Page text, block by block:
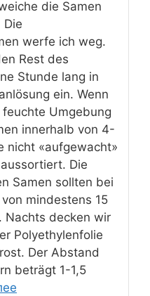
die Samen
Die
werfe ich weg.
Rest des
Stunde lang in
ein. Wenn
Umgebung
innerhalb von 4-
nicht «aufgewacht»
Die
Samen sollten bei
mindestens 15
Nachts decken wir
Polyethylenfolie
Der Abstand
beträgt 1-1,5